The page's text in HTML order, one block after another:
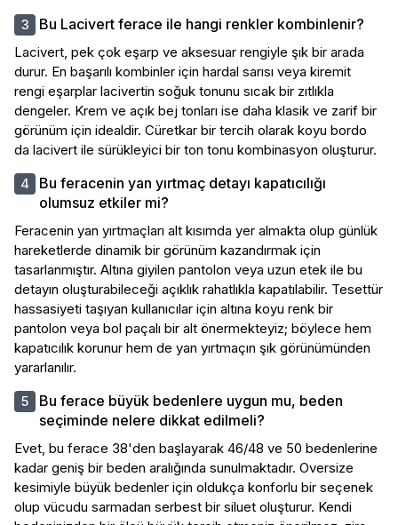
Bu Lacivert ferace ile hangi renkler kombinlenir?
Lacivert, pek çok eşarp ve aksesuar rengiyle şık bir arada
durur. En başarılı kombinler için hardal sarısı veya kiremit
rengi eşarplar lacivertin soğuk tonunu sıcak bir zıtlıkla
dengeler. Krem ve açık bej tonları ise daha klasik ve zarif bir
görünüm için idealdir. Cüretkar bir tercih olarak koyu bordo
da lacivert ile sürükleyici bir ton tonu kombinasyon oluşturur.
Bu feracenin yan yırtmaç detayı kapatıcılığı
olumsuz etkiler mi?
Feracenin yan yırtmaçları alt kısımda yer almakta olup günlük
hareketlerde dinamik bir görünüm kazandırmak için
tasarlanmıştır. Altına giyilen pantolon veya uzun etek ile bu
detayın oluşturabileceği açıklık rahatlıkla kapatılabilir. Tesettür
hassasiyeti taşıyan kullanıcılar için altına koyu renk bir
pantolon veya bol paçalı bir alt önermekteyiz; böylece hem
kapatıcılık korunur hem de yan yırtmaçın şık görünümünden
yararlanılır.
Bu ferace büyük bedenlere uygun mu, beden
seçiminde nelere dikkat edilmeli?
Evet, bu ferace 38'den başlayarak 46/48 ve 50 bedenlerine
kadar geniş bir beden aralığında sunulmaktadır. Oversize
kesimiyle büyük bedenler için oldukça konforlu bir seçenek
olup vücudu sarmadan serbest bir siluet oluşturur. Kendi